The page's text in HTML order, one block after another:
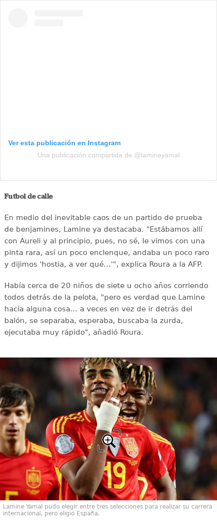
Ver esta publicación en Instagram
Una publicación compartida de @lamineyamal
Futbol de calle
En medio del inevitable caos de un partido de prueba
de benjamines, Lamine ya destacaba. "Estábamos allí
con Aureli y al principio, pues, no sé, le vimos con una
pinta rara, así un poco enclenque, andaba un poco raro
y dijimos 'hostia, a ver qué...'", explica Roura a la AFP.
Había cerca de 20 niños de siete u ocho años corriendo
todos detrás de la pelota, "pero es verdad que Lamine
hacía alguna cosa... a veces en vez de ir detrás del
balón, se separaba, esperaba, buscaba la zurda,
ejecutaba muy rápido", añadió Roura.
Lamine Yamal pudo elegir entre tres selecciones para realizar su carrera
internacional, pero eligió España.